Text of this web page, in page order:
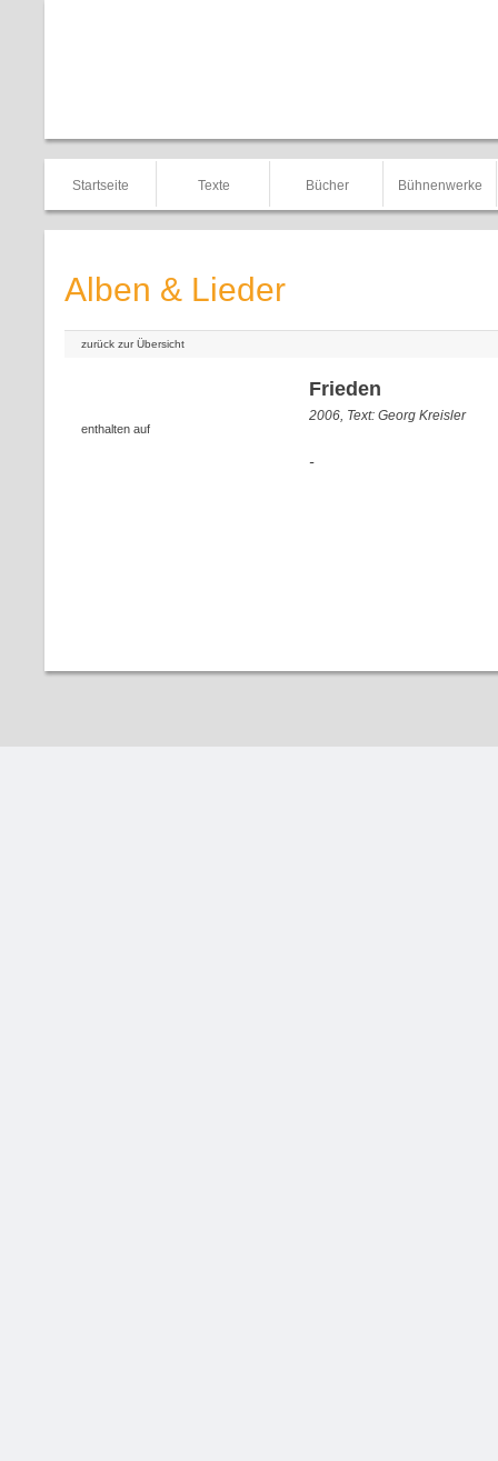
Startseite Texte Bücher Bühnenwerke
Alben & Lieder
zurück zur Übersicht
enthalten auf
Frieden
2006, Text: Georg Kreisler
-